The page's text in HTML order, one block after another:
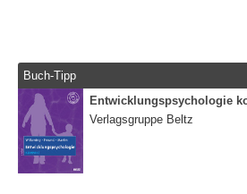
Buch-Tipp
Entwicklungspsychologie
Verlagsgruppe Beltz